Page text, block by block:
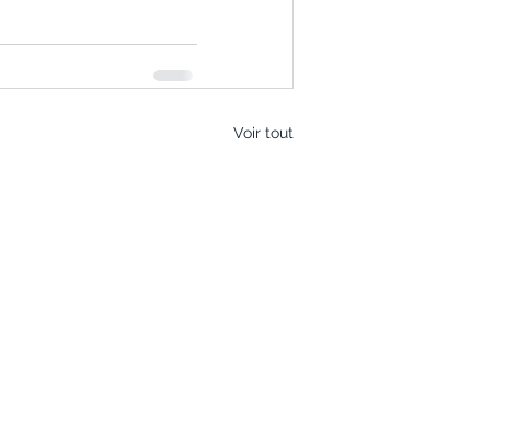
Voir tout